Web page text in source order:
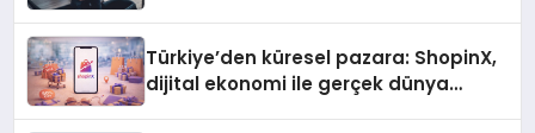
Türkiye’den küresel pazara: ShopinX,
dijital ekonomi ile gerçek dünya